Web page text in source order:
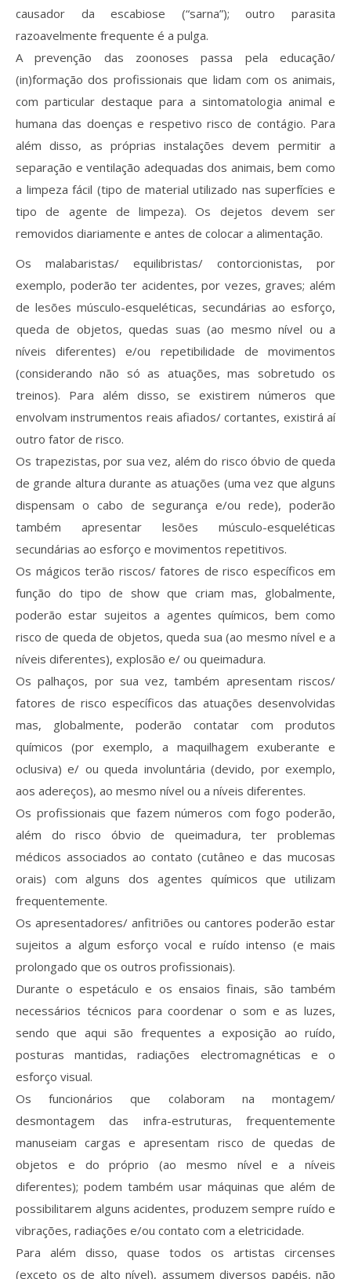
causador da escabiose (“sarna”); outro parasita
razoavelmente frequente é a pulga.
A prevenção das zoonoses passa pela educação/
(in)formação dos profissionais que lidam com os animais,
com particular destaque para a sintomatologia animal e
humana das doenças e respetivo risco de contágio. Para
além disso, as próprias instalações devem permitir a
separação e ventilação adequadas dos animais, bem como
a limpeza fácil (tipo de material utilizado nas superfícies e
tipo de agente de limpeza). Os dejetos devem ser
removidos diariamente e antes de colocar a alimentação.
Os malabaristas/ equilibristas/ contorcionistas, por
exemplo, poderão ter acidentes, por vezes, graves; além
de lesões músculo-esqueléticas, secundárias ao esforço,
queda de objetos, quedas suas (ao mesmo nível ou a
níveis diferentes) e/ou repetibilidade de movimentos
(considerando não só as atuações, mas sobretudo os
treinos). Para além disso, se existirem números que
envolvam instrumentos reais afiados/ cortantes, existirá aí
outro fator de risco.
Os trapezistas, por sua vez, além do risco óbvio de queda
de grande altura durante as atuações (uma vez que alguns
dispensam o cabo de segurança e/ou rede), poderão
também apresentar lesões músculo-esqueléticas
secundárias ao esforço e movimentos repetitivos.
Os mágicos terão riscos/ fatores de risco específicos em
função do tipo de show que criam mas, globalmente,
poderão estar sujeitos a agentes químicos, bem como
risco de queda de objetos, queda sua (ao mesmo nível e a
níveis diferentes), explosão e/ ou queimadura.
Os palhaços, por sua vez, também apresentam riscos/
fatores de risco específicos das atuações desenvolvidas
mas, globalmente, poderão contatar com produtos
químicos (por exemplo, a maquilhagem exuberante e
oclusiva) e/ ou queda involuntária (devido, por exemplo,
aos adereços), ao mesmo nível ou a níveis diferentes.
Os profissionais que fazem números com fogo poderão,
além do risco óbvio de queimadura, ter problemas
médicos associados ao contato (cutâneo e das mucosas
orais) com alguns dos agentes químicos que utilizam
frequentemente.
Os apresentadores/ anfitriões ou cantores poderão estar
sujeitos a algum esforço vocal e ruído intenso (e mais
prolongado que os outros profissionais).
Durante o espetáculo e os ensaios finais, são também
necessários técnicos para coordenar o som e as luzes,
sendo que aqui são frequentes a exposição ao ruído,
posturas mantidas, radiações electromagnéticas e o
esforço visual.
Os funcionários que colaboram na montagem/
desmontagem das infra-estruturas, frequentemente
manuseiam cargas e apresentam risco de quedas de
objetos e do próprio (ao mesmo nível e a níveis
diferentes); podem também usar máquinas que além de
possibilitarem alguns acidentes, produzem sempre ruído e
vibrações, radiações e/ou contato com a eletricidade.
Para além disso, quase todos os artistas circenses
(exceto os de alto nível), assumem diversos papéis, não